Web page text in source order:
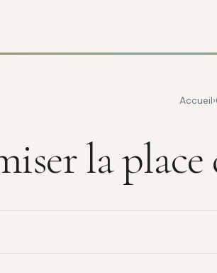
Accueil
la place